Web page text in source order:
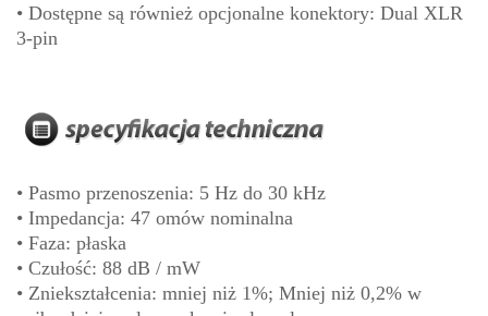
• Dostępne są również opcjonalne konektory: Dual XLR
3-pin
• Pasmo przenoszenia: 5 Hz do 30 kHz
• Impedancja: 47 omów nominalna
• Faza: płaska
• Czułość: 88 dB / mW
• Zniekształcenia: mniej niż 1%; Mniej niż 0,2% w